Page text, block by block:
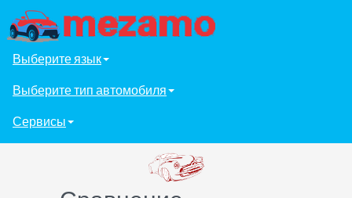
Выберите язык
Выберите тип автомобиля
Сервисы